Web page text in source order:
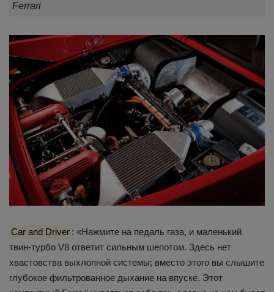
Ferrari
Car and Driver : «Нажмите на педаль газа, и маленький
твин-турбо V8 ответит сильным шепотом. Здесь нет
хвастовства выхлопной системы; вместо этого вы слышите
глубокое фильтрованное дыхание на впуске. Этот